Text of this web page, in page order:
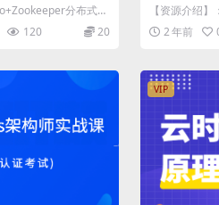
系统框架实战
分布式RP
...
120 20
原生全栈
战课程
【资源介绍
测试、网工、
2 年前
VIP